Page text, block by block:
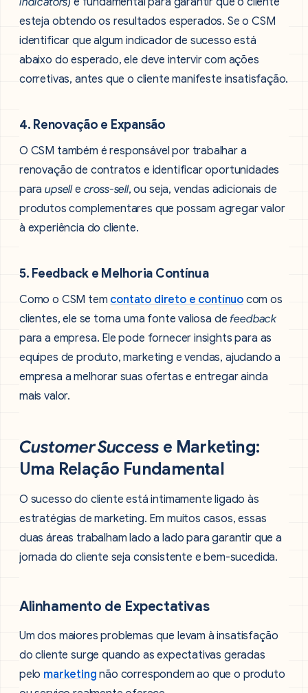
esteja obtendo os resultados esperados. Se o CSM
identificar que algum indicador de sucesso está
abaixo do esperado, ele deve intervir com ações
corretivas, antes que o cliente manifeste insatisfação.
4. Renovação e Expansão
O CSM também é responsável por trabalhar a
renovação de contratos e identificar oportunidades
paraupselle cross-sell, ou seja, vendas adicionais de
produtos complementares que possam agregar valor
à experiência do cliente.
5. Feedback e Melhoria Contínua
Como o CSM tem contato direto e contínuocom os
clientes, ele se torna uma fonte valiosa defeedback
para a empresa. Ele pode fornecer insights para as
equipes de produto, marketing e vendas, ajudando a
empresa a melhorar suas ofertas e entregar ainda
mais valor.
Customer Success e Marketing:
Uma Relação Fundamental
O sucesso do cliente está intimamente ligado às
estratégias de marketing. Em muitos casos, essas
duas áreas trabalham lado a lado para garantir que a
jornada do cliente seja consistente e bem-sucedida.
Alinhamento de Expectativas
Um dos maiores problemas que levam à insatisfação
do cliente surge quando as expectativas geradas
pelo marketing não correspondem ao que o produto